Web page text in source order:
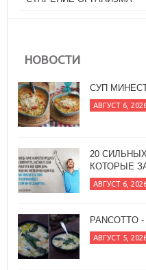
НОВОСТИ
СУП
АВГУСТ 6,
20
КОТОРЫЕ
АВГУСТ 6,
АВГУСТ 5,